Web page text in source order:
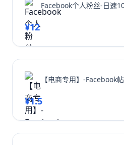
Facebook个人粉丝-日速
¥12
【电商专用】-
¥1.5